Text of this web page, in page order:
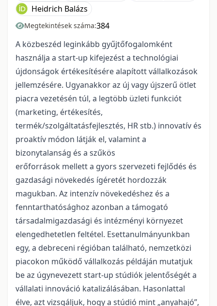
Heidrich Balázs
Megtekintések száma:384
A közbeszéd leginkább gyűjtőfogalomként
használja a start-up kifejezést a technológiai
újdonságok értékesítésére alapított vállalkozások
jellemzésére. Ugyanakkor az új vagy újszerű ötlet
piacra vezetésén túl, a legtöbb üzleti funkciót
(marketing, értékesítés,
termék/szolgáltatásfejlesztés, HR stb.) innovatív és
proaktív módon látják el, valamint a
bizonytalanság és a szűkös
erőforrások mellett a gyors szervezeti fejlődés és
gazdasági növekedés ígéretét hordozzák
magukban. Az intenzív növekedéshez és a
fenntarthatósághoz azonban a támogató
társadalmigazdasági és intézményi környezet
elengedhetetlen feltétel. Esettanulmányunkban
egy, a debreceni régióban található, nemzetközi
piacokon működő vállalkozás példáján mutatjuk
be az úgynevezett start-up stúdiók jelentőségét a
vállalati innováció katalizálásában. Hasonlattal
élve, azt vizsgáljuk, hogy a stúdió mint „anyahajó”,